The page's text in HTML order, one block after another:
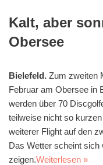
Kalt, aber
Obersee
Bielefeld. Zum zweiten
Februar am Obersee in
werden über 70
teilweise nicht so
weiterer Flight auf den
Das Wetter scheint sich
zeigen.Weiterlesen »